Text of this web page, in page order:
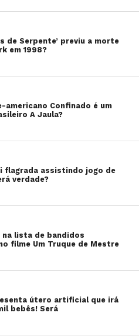
de Serpente’ previu a morte
em 1998?
americano Confinado é um
A Jaula?
flagrada assistindo jogo de
verdade?
na lista de bandidos
filme Um Truque de Mestre
útero artificial que irá
bebês! Será